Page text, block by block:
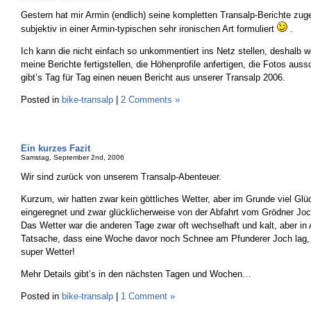
Gestern hat mir Armin (endlich) seine kompletten Transalp-Berichte
subjektiv in einer Armin-typischen sehr ironischen Art formuliert
.
Ich kann die nicht einfach so unkommentiert ins Netz stellen, deshalb
meine Berichte fertigstellen, die Höhenprofile anfertigen, die Fotos
gibt’s Tag für Tag einen neuen Bericht aus unserer Transalp 2006.
Posted in bike-transalp 2 Comments »
Ein kurzes Fazit
Samstag, September 2nd, 2006
Wir sind zurück von unserem Transalp-Abenteuer.
Kurzum, wir hatten zwar kein göttliches Wetter, aber im Grunde viel
eingeregnet und zwar glücklicherweise von der Abfahrt vom Grödner
Das Wetter war die anderen Tage zwar oft wechselhaft und kalt, aber in
Tatsache, dass eine Woche davor noch Schnee am Pfunderer Joch
super Wetter!
Mehr Details gibt’s in den nächsten Tagen und Wochen…
Posted in bike-transalp 1 Comment »